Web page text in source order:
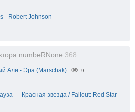
- Robert Johnson
numbeRNone 368
Али - Эра (Marschak) 9
— Красная звезда / Fallout: Red Star -